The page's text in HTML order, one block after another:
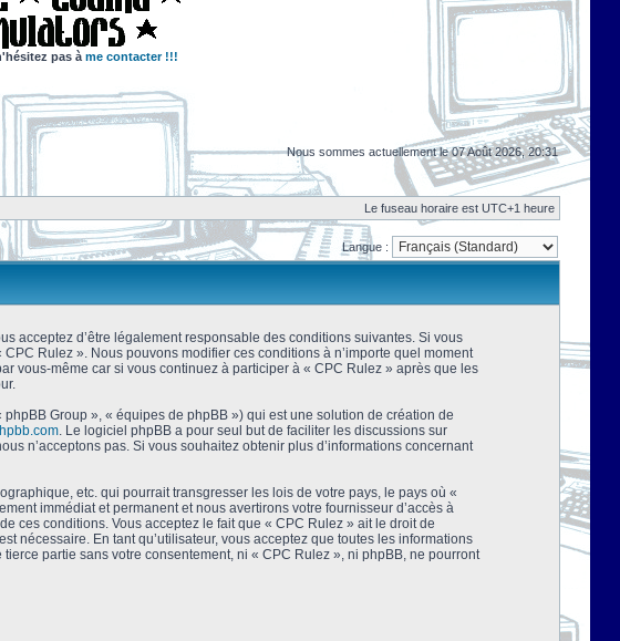
pas à me contacter !!!
Nous sommes actuellement le 07 Août 2026, 20:31
Le fuseau horaire est UTC+1 heure
Langue :
acceptez d’être légalement responsable des conditions suivantes. Si vous
Rulez ». Nous pouvons modifier ces conditions à n’importe quel moment
vous-même car si vous continuez à participer à « CPC Rulez » après que les
Group », « équipes de phpBB ») qui est une solution de création de
. Le logiciel phpBB a pour seul but de faciliter les discussions sur
n’acceptons pas. Si vous souhaitez obtenir plus d’informations concernant
etc. qui pourrait transgresser les lois de votre pays, le pays où «
immédiat et permanent et nous avertirons votre fournisseur d’accès à
ces conditions. Vous acceptez le fait que « CPC Rulez » ait le droit de
nécessaire. En tant qu’utilisateur, vous acceptez que toutes les informations
partie sans votre consentement, ni « CPC Rulez », ni phpBB, ne pourront